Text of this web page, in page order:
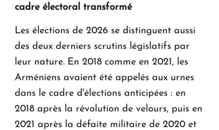
cadre électoral transformé
Les élections de 2026 se distinguent aussi
des deux derniers scrutins législatifs par
leur nature. En 2018 comme en 2021, les
Arméniens avaient été appelés aux urnes
dans le cadre d'élections anticipées : en
2018 après la révolution de velours, puis en
2021 après la défaite militaire de 2020 et